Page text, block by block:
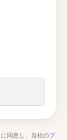
に同意し、当社のプ